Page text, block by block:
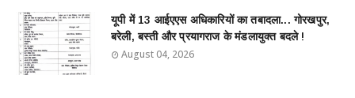
यूपी में 13 आईएएस अधिकारियों का तबादला... गोरखपुर,
बरेली, बस्ती और प्रयागराज के मंडलायुक्त बदले !
August 04, 2026